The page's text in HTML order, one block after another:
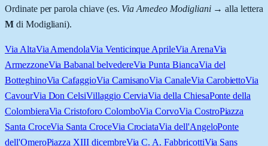
Ordinate per parola chiave (es. Via Amedeo Modigliani→ alla lettera
Mdi Modigliani).
Via AltaVia AmendolaVia Venticinque AprileVia ArenaVia
ArmezzoneVia Babanal belvedereVia Punta BiancaVia del
BotteghinoVia CafaggioVia CamisanoVia CanaleVia CarobiettoVia
CavourVia Don CelsiVillaggio CerviaVia della ChiesaPonte della
ColombieraVia Cristoforo ColomboVia CorvoVia CostroPiazza
Santa CroceVia Santa CroceVia CrociataVia dell'AngeloPonte
dell'OmeroPiazza XIII dicembreVia C. A. FabbricottiVia Sans